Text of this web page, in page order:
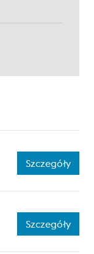
Szczegóły
Szczegóły